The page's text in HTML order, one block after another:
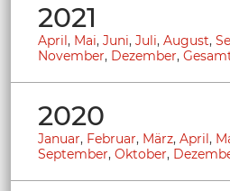
2021
April, Mai, Juni, Juli, August,
November, Dezember,
2020
Januar, Februar, März, April,
September, Oktober,